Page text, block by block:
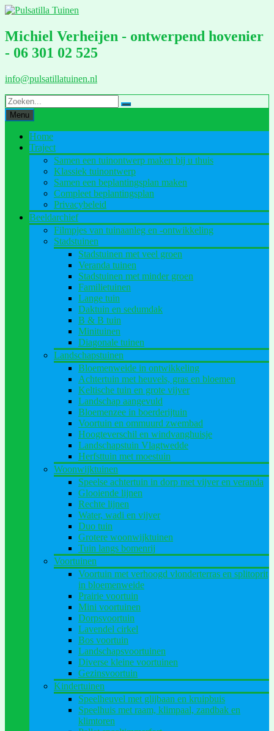
Ga
de
inhoud
Michiel Verheijen - ontwerpend hovenier
- 06 301 02 525
info@pulsatillatuinen.nl
Menu
Home
Traject
Samen een tuinontwerp maken bij u thuis
Klassiek tuinontwerp
Samen een beplantingsplan maken
Compleet beplantingsplan
Privacybeleid
Beeldarchief
Filmpjes van tuinaanleg en -ontwikkeling
Stadstuinen
Stadstuinen met veel groen
Veranda tuinen
Stadstuinen met minder groen
Familietuinen
Lange tuin
Daktuin en sedumdak
B & B tuin
Minituinen
Diagonale tuinen
Landschapstuinen
Bloemenweide in ontwikkeling
Achtertuin met heuvels, gras en bloemen
Keltische tuin en grote vijver
Landschap aangevuld
Bloemenzee in boerderijtuin
Voortuin en ommuurd zwembad
Hoogteverschil en windvanghuisje
Landschapstuin Vlagtwedde
Herfsttuin met moestuin
Woonwijktuinen
Speelse achtertuin in dorp met vijver en veranda
Glooiende lijnen
Rechte lijnen
Water, wadi en vijver
Duo tuin
Grotere woonwijktuinen
Tuin langs bomenrij
Voortuinen
Voortuin met verhoogd vlonderterras en splitoprit
in bloemenweide
Prairie voortuin
Mini voortuinen
Dorpsvoortuin
Lavendel cirkel
Bos voortuin
Landschapsvoortuinen
Diverse kleine voortuinen
Gezinsvoortuin
Kindertuinen
Speelheuvel met glijbaan en kruipbuis
Speelhuis met raam, klimpaal, zandbak en
klimtoren